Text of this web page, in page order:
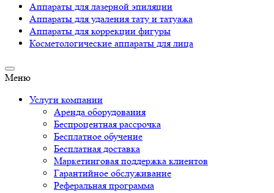
Аппараты для лазерной эпиляции
Аппараты для удаления тату и татуажа
Аппараты для коррекции фигуры
Косметологические аппараты для лица
Меню
Услуги компании
Аренда оборудования
Беспроцентная рассрочка
Бесплатное обучение
Бесплатная доставка
Маркетинговая поддержка клиентов
Гарантийное обслуживание
Реферальная программа